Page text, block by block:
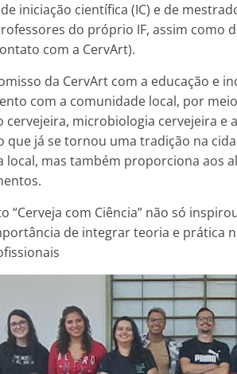
iniciação científica (IC) e de
do próprio IF, assim como
com a CervArt).
da CervArt com a educação e
com a comunidade local, por
cervejeira, microbiologia cervejeira e
que já se tornou uma tradição na
local, mas também proporciona aos
com Ciência” não só
de integrar teoria e prática